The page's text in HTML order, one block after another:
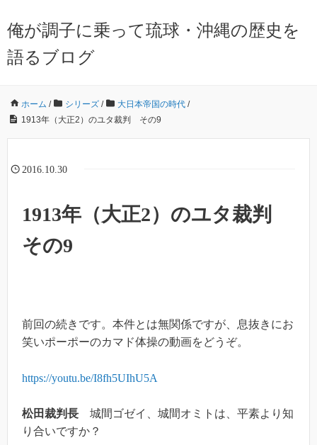
俺が調子に乗って琉球・沖縄の歴史を
語るブログ
ホーム / シリーズ / 大日本帝国の時代 /
1913年（大正2）のユタ裁判 その9
2016.10.30
1913年（大正2）のユタ裁判
その9
前回の続きです。本件とは無関係ですが、息抜きにお
笑いポーポーのカマド体操の動画をどうぞ。
https://youtu.be/I8fh5UIhU5A
松田裁判長 城間ゴゼイ、城間オミトは、平素より知
り合いですか？